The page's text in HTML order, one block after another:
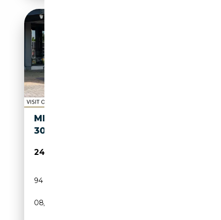
MERCEDES-BENZ S 300
300SE
24 950€
94 976 km
08/1987